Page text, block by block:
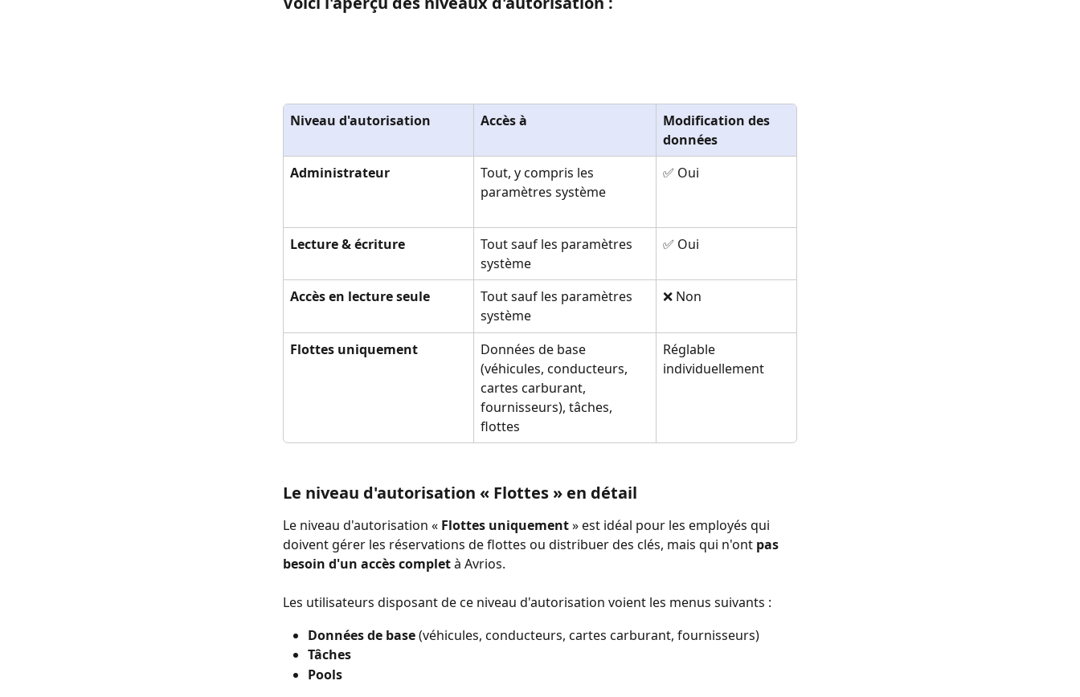
Niveau d'autorisation Accès à
Modification des
données
Administrateur
Tout, y compris les
paramètres système
✅ Oui
Lecture & écriture
Tout sauf les paramètres
système
✅ Oui
Accès en lecture seule
Tout sauf les paramètres
système
❌ Non
Flottes uniquement
Données de base
(véhicules, conducteurs,
cartes carburant,
fournisseurs), tâches,
flottes
Réglable
individuellement
Le niveau d'autorisation « Flottes » en détail
Le niveau d'autorisation « Flottes uniquement » est idéal pour les employés qui
doivent gérer les réservations de flottes ou distribuer des clés, mais qui n'ont pas
besoin d'un accès complet à Avrios.
Les utilisateurs disposant de ce niveau d'autorisation voient les menus suivants :
Données de base (véhicules, conducteurs, cartes carburant, fournisseurs)
Tâches
Pools